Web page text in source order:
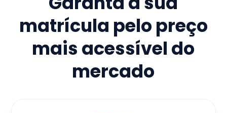
matrícula pelo preço
mais acessível do
mercado